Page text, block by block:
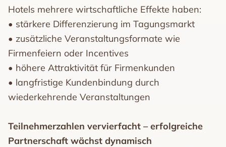
Hotels mehrere wirtschaftliche Effekte haben:
• stärkere Differenzierung im Tagungsmarkt
• zusätzliche Veranstaltungsformate wie
Firmenfeiern oder Incentives
• höhere Attraktivität für Firmenkunden
• langfristige Kundenbindung durch
wiederkehrende Veranstaltungen
Teilnehmerzahlen vervierfacht – erfolgreiche
Partnerschaft wächst dynamisch